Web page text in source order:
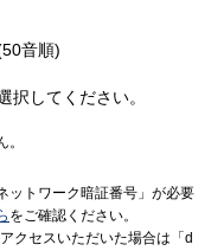
音順)
択してください。
ットワーク暗証番号」が必要
をご確認ください。
クセスいただいた場合は「d